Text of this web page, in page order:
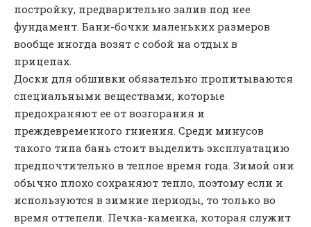
постройку, предварительно залив под нее
фундамент. Бани-бочки маленьких размеров
вообще иногда возят с собой на отдых в
прицепах.
Доски для обшивки обязательно пропитываются
специальными веществами, которые
предохраняют ее от возгорания и
преждевременного гниения. Среди минусов
такого типа бань стоит выделить эксплуатацию
предпочтительно в теплое время года. Зимой они
обычно плохо сохраняют тепло, поэтому если и
используются в зимние периоды, то только во
время оттепели. Печка-каменка, которая служит